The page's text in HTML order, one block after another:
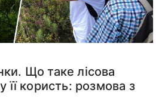
Що таке лісова
її користь: розмова з